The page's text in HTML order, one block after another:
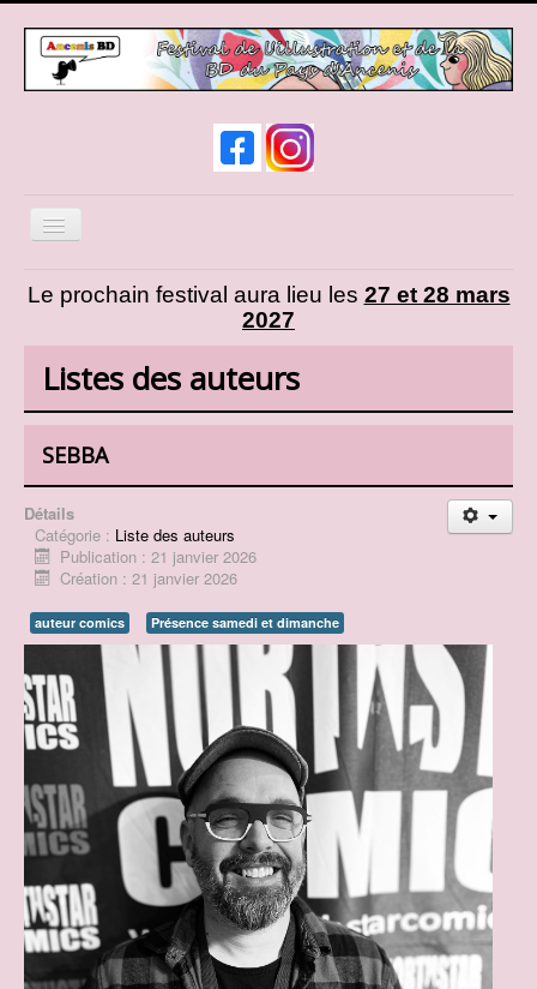
Basculer
Expos et animations
Liste des auteurs
Liste des exposants
Cosplay
Présentation d'AncenisBD
Contact
Prix BD du Pays d'Ancenis
Concours de dessins
Le prochain festival aura lieu les 27 et 28 mars
2027
Listes des auteurs
SEBBA
Détails
Catégorie : Liste des auteurs
Publication : 21 janvier 2026
Création : 21 janvier 2026
auteur comics Présence samedi et dimanche